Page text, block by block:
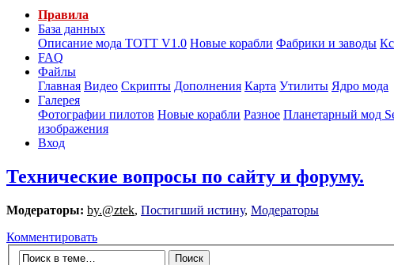
Правила
База данных
Описание мода ТОТТ V1.0 Новые корабли Фабрики и заводы
FAQ
Файлы
Главная Видео Скрипты Дополнения Карта Утилиты Ядро мода
Галерея
Фотографии пилотов Новые корабли Разное Планетарный мод
изображения
Вход
Технические вопросы по сайту и форуму.
Модераторы: by.@ztek, Постигший истину, Модераторы
Комментировать